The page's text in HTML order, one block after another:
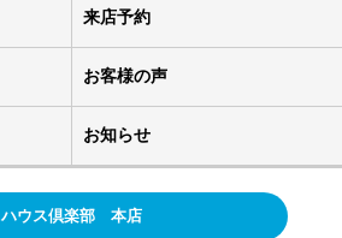
来店予約
お客様の声
お知らせ
ハウス倶楽部 本店